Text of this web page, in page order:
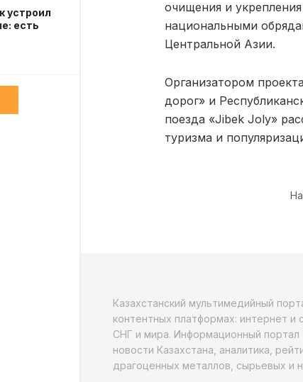
устроил
есть
очищения и
национальными
Центральной Азии.
Организатором
дорог» и
поезда «Jibek Joly»
туризма и
Казахстанский мультимедийный
контентных платформах: интернет и
СНГ и мира. Информационный портал
новости Казахстана, аналитика,
драгоценных металлов, сырьевых и